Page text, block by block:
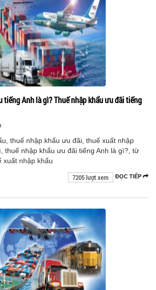
tiếng Anh là gì? Thuế nhập khẩu ưu đãi tiếng
thuế nhập khẩu ưu đãi, thuế xuất nhập
thuế nhập khẩu ưu đãi tiếng Anh là gì?, từ
xuất nhập khẩu
ĐỌC TIẾP
7205 lượt xem